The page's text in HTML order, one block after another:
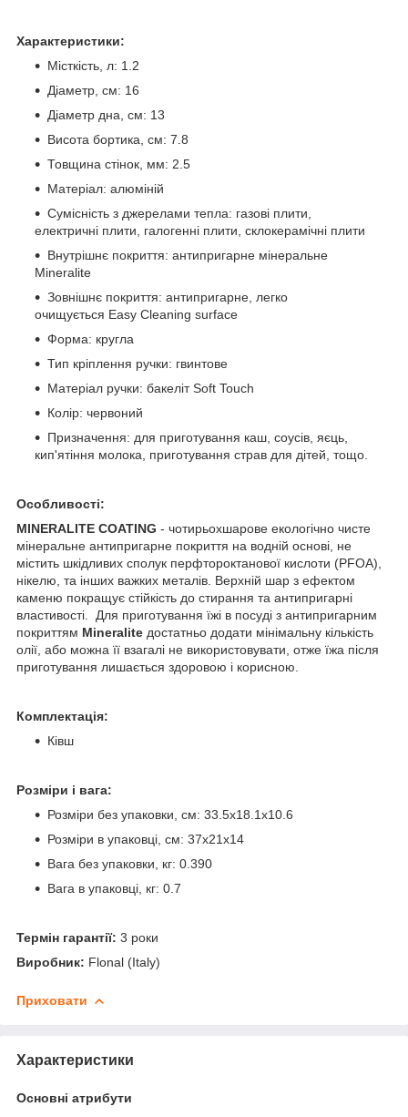
Характеристики:
Місткість, л: 1.2
Діаметр, см: 16
Діаметр дна, см: 13
Висота бортика, см: 7.8
Товщина стінок, мм: 2.5
Матеріал: алюміній
Сумісність з джерелами тепла: газові плити,
електричні плити, галогенні плити, склокерамічні плити
Внутрішнє покриття: антипригарне мінеральне
Mineralite
Зовнішнє покриття: антипригарне, легко
очищується Easy Cleaning surface
Форма: кругла
Тип кріплення ручки: гвинтове
Матеріал ручки: бакеліт Soft Touch
Колір: червоний
Призначення: для приготування каш, соусів, яєць,
кип'ятіння молока, приготування страв для дітей, тощо.
Особливості:
MINERALITE COATING - чотирьохшарове екологічно чисте
мінеральне антипригарне покриття на водній основі, не
містить шкідливих сполук перфтороктанової кислоти (PFOA),
нікелю, та інших важких металів. Верхній шар з ефектом
каменю покращує стійкість до стирання та антипригарні
властивості. Для приготування їжі в посуді з антипригарним
покриттям Mineralite достатньо додати мінімальну кількість
олії, або можна її взагалі не використовувати, отже їжа після
приготування лишається здоровою і корисною.
Комплектація:
Ківш
Розміри і вага:
Розміри без упаковки, см: 33.5x18.1x10.6
Розміри в упаковці, см: 37x21x14
Вага без упаковки, кг: 0.390
Вага в упаковці, кг: 0.7
Термін гарантії: 3 роки
Виробник: Flonal (Italy)
Приховати
Характеристики
Основні атрибути